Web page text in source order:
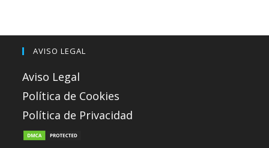
AVISO LEGAL
Aviso Legal
Política de Cookies
Política de Privacidad